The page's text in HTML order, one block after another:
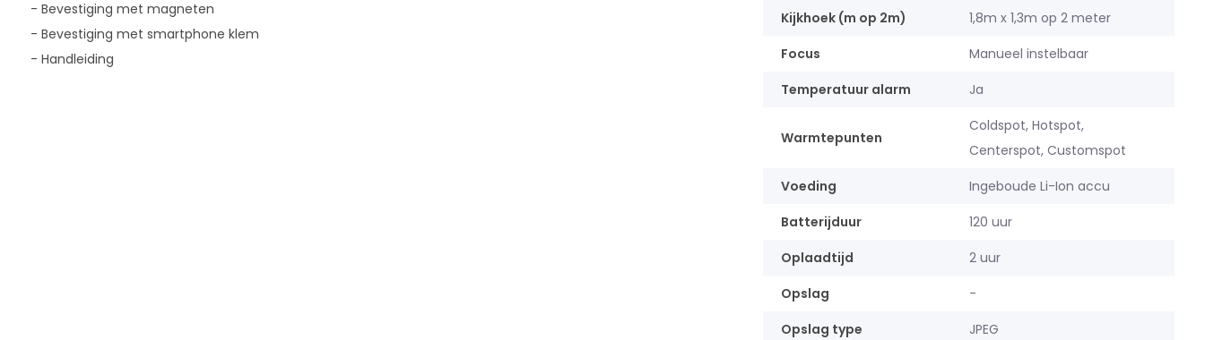
- Bevestiging met magneten
- Bevestiging met smartphone klem
- Handleiding
Kijkhoek (m op 2m)
1,8m x 1,3m op 2 meter
Focus
Manueel instelbaar
Temperatuur alarm
Ja
Warmtepunten
Coldspot, Hotspot,
Centerspot, Customspot
Voeding
Ingeboude Li-Ion accu
Batterijduur
120 uur
Oplaadtijd
2 uur
Opslag
-
Opslag type
JPEG